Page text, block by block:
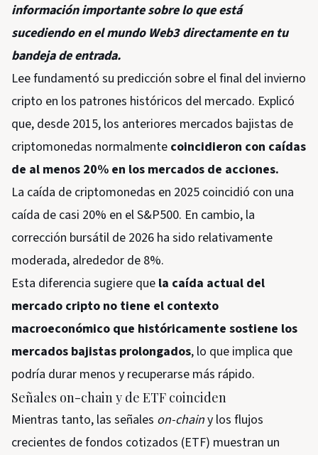
información importante sobre lo que está
sucediendo en el mundo Web3 directamente en tu
bandeja de entrada.
Lee fundamentó su predicción sobre el final del invierno
cripto en los patrones históricos del mercado. Explicó
que, desde 2015, los anteriores mercados bajistas de
criptomonedas normalmente coincidieron con caídas
de al menos 20% en los mercados de acciones.
La caída de criptomonedas en 2025 coincidió con una
caída de casi 20% en el S&P500. En cambio, la
corrección bursátil de 2026 ha sido relativamente
moderada, alrededor de 8%.
Esta diferencia sugiere que la caída actual del
mercado cripto no tiene el contexto
macroeconómico que históricamente sostiene los
mercados bajistas prolongados, lo que implica que
podría durar menos y recuperarse más rápido.
Señales on-chain y de ETF coinciden
Mientras tanto, las señales on-chainy los flujos
crecientes de fondos cotizados (ETF) muestran un